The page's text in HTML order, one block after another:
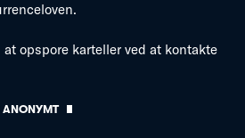
opspore karteller ved at kontakte
ANONYMT